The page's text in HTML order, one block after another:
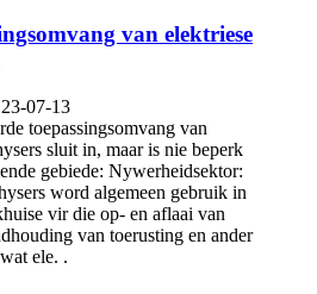
van elektriese
07-13
toepassingsomvang van
sluit in, maar is nie beperk
gebiede: Nywerheidsektor:
word algemeen gebruik in
vir die op- en aflaai van
van toerusting en ander
ele. .